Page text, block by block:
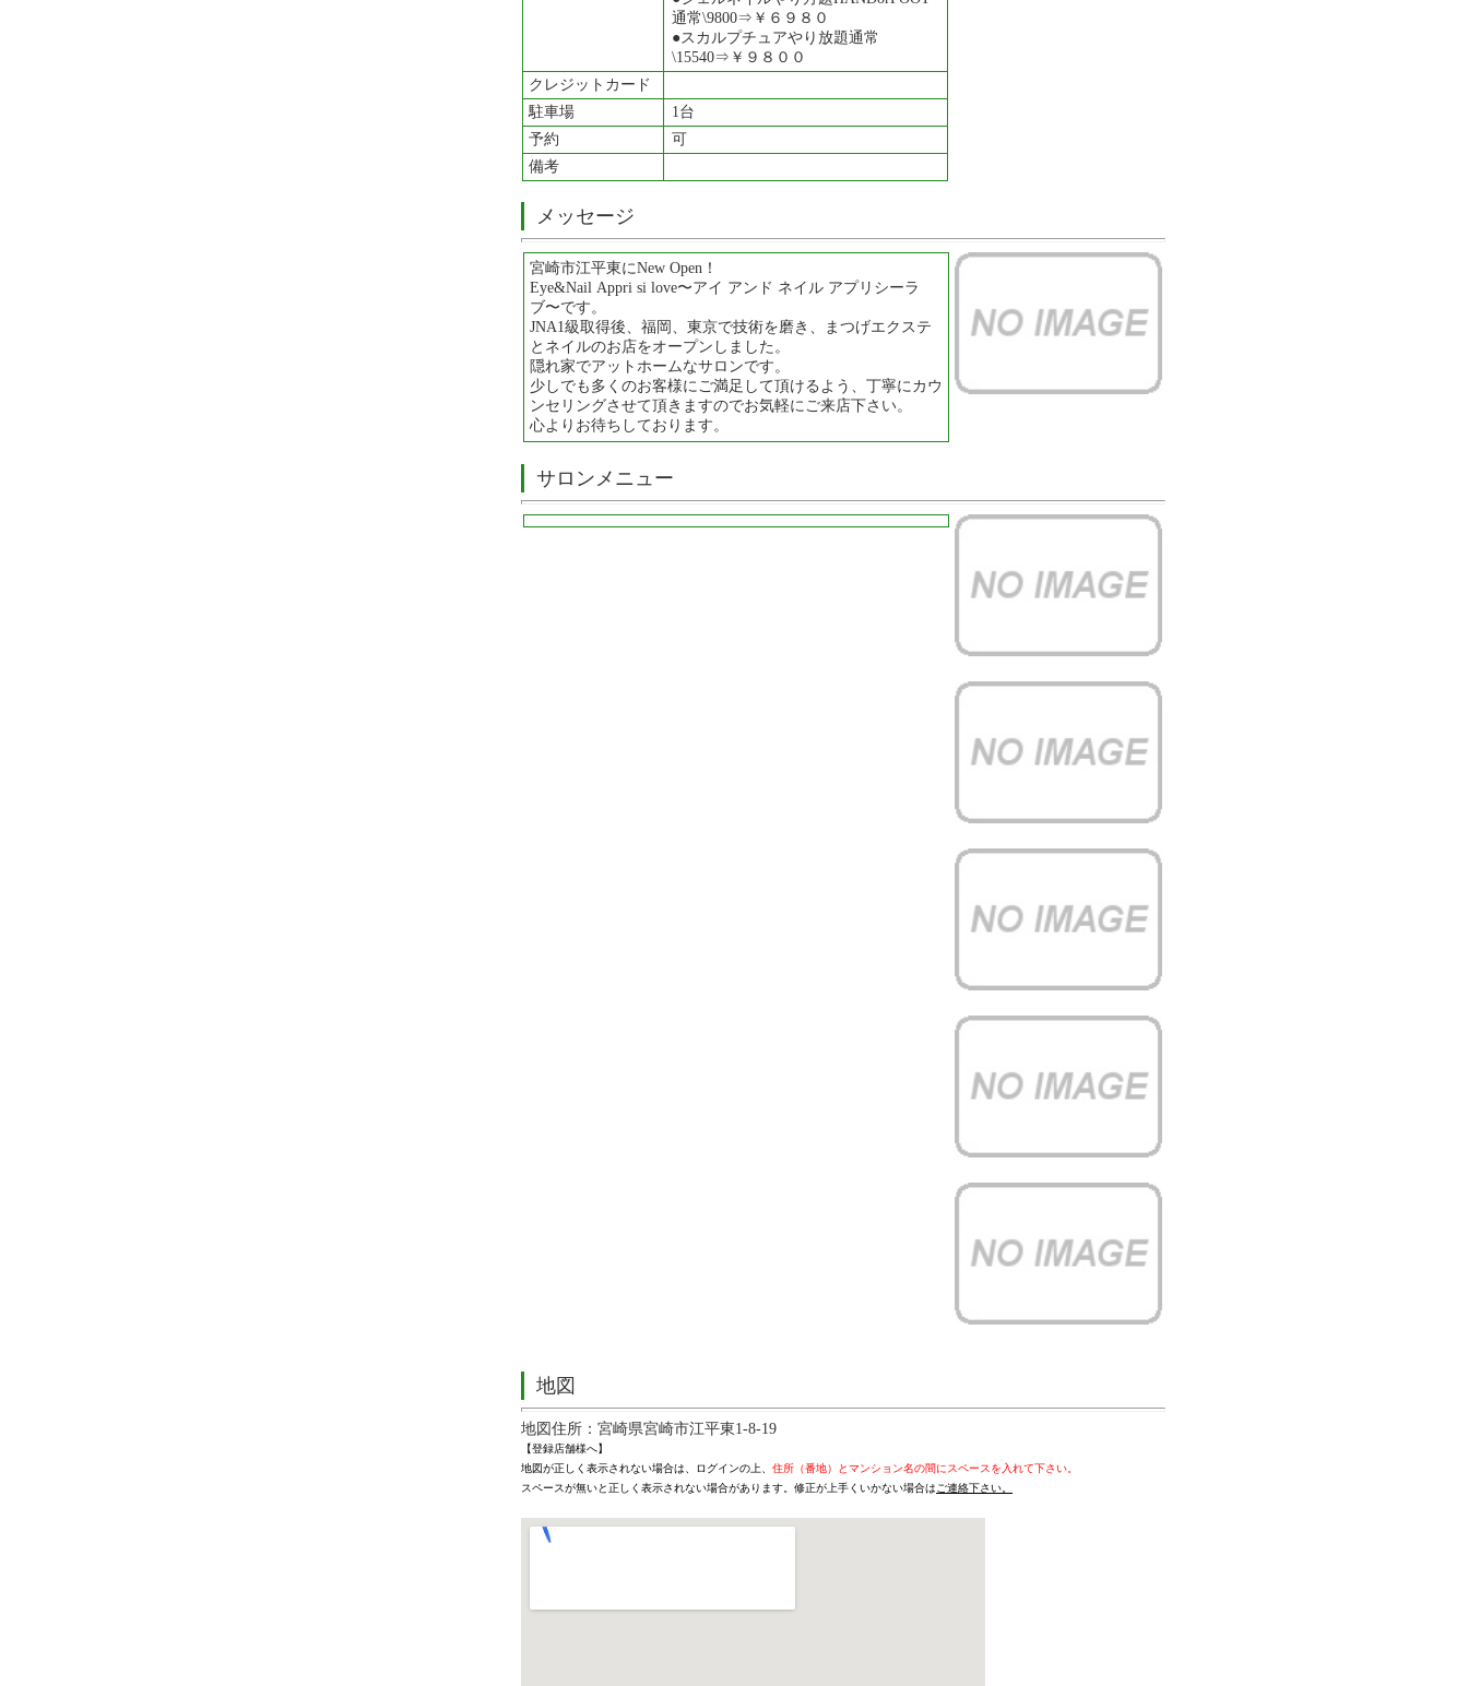
通常\9800⇒￥６９８０
●スカルプチュアやり放題通常
\15540⇒￥９８００
クレジットカード
駐車場
1台
予約
可
備考
メッセージ
宮崎市江平東にNew Open！
Eye&Nail Appri si love〜アイ アンド ネイル アプリシーラ
ブ〜です。
JNA1級取得後、福岡、東京で技術を磨き、まつげエクステ
とネイルのお店をオープンしました。
隠れ家でアットホームなサロンです。
少しでも多くのお客様にご満足して頂けるよう、丁寧にカウ
ンセリングさせて頂きますのでお気軽にご来店下さい。
心よりお待ちしております。
サロンメニュー
地図
地図住所：宮崎県宮崎市江平東1-8-19
【登録店舗様へ】
地図が正しく表示されない場合は、ログインの上、 住所（番地）とマンション名の間にスペースを入れて下さい。
スペースが無いと正しく表示されない場合があります。修正が上手くいかない場合は ご連絡下さい。